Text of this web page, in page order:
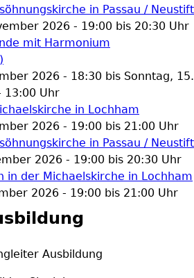
in Passau / Neustift
2026 - 19:00 bis 20:30 Uhr
mit Harmonium
2026 - 18:30 bis Sonntag, 15.
13:00 Uhr
in Lochham
2026 - 19:00 bis 21:00 Uhr
in Passau / Neustift
2026 - 19:00 bis 20:30 Uhr
in der Michaelskirche in Lochham
2026 - 19:00 bis 21:00 Uhr